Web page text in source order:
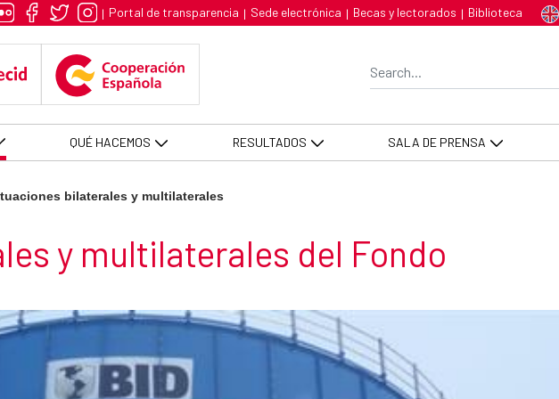
- AECID -FCAS
| Portal de transparencia | Sede electrónica | Becas y lectorados | Biblioteca
QUÉ HACEMOS RESULTADOS SALA DE PRENSA
bilaterales y multilaterales
y multilaterales del Fondo